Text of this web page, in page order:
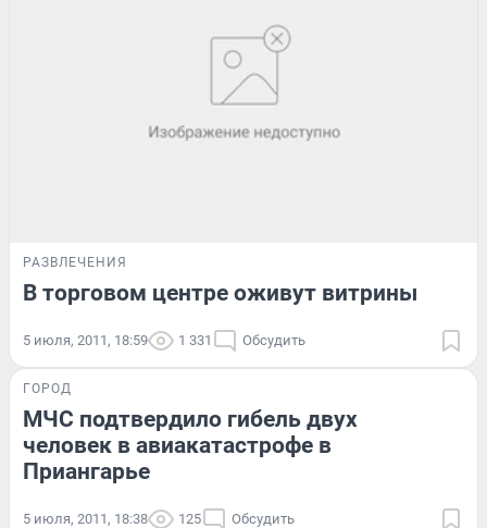
РАЗВЛЕЧЕНИЯ
В торговом центре оживут витрины
5 июля, 2011, 18:59 1 331 Обсудить
ГОРОД
МЧС подтвердило гибель двух
человек в авиакатастрофе в
Приангарье
5 июля, 2011, 18:38 125 Обсудить